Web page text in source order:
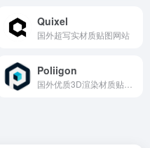
Quixel
国外超写实材质贴图网站
Poliigon